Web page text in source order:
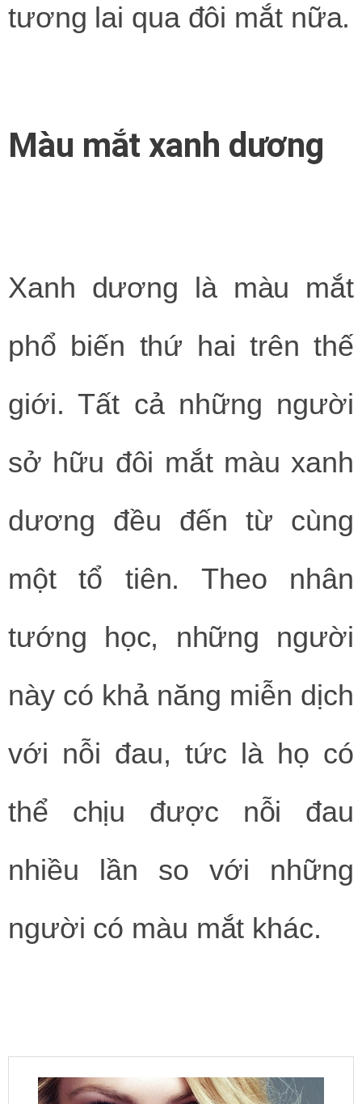
tương lai qua đôi mắt nữa.
Màu mắt xanh dương
Xanh dương là màu mắt
phổ biến thứ hai trên thế
giới. Tất cả những người
sở hữu đôi mắt màu xanh
dương đều đến từ cùng
một tổ tiên. Theo nhân
tướng học, những người
này có khả năng miễn dịch
với nỗi đau, tức là họ có
thể chịu được nỗi đau
nhiều lần so với những
người có màu mắt khác.